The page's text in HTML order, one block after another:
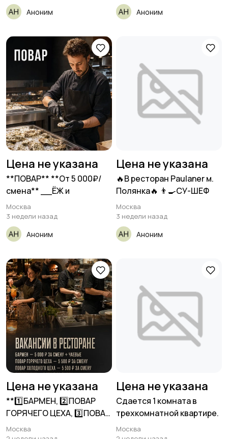
Аноним Аноним
Цена не указана
**ПОВАР** **От 5 000₽/
смена** __ËЖ и
Москва
3 недели назад
Аноним
Цена не указана
🔥В ресторан Paulaner м.
Полянка🔥 👨‍🍳СУ-ШЕФ
Москва
3 недели назад
Аноним
Цена не указана
**1️⃣БАРМЕН, 2️⃣ПОВАР
ГОРЯЧЕГО ЦЕХА, 3️⃣ПОВАР
ХОЛОДНОГО
Москва
Цена не указана
Сдается 1 комната в
трехкомнатной квартире.
Москва